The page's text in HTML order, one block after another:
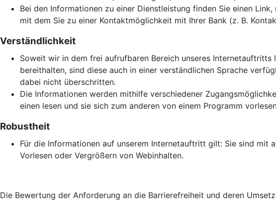
Bei den Informationen zu einer Dienstleistung finden Sie einen
mit dem Sie zu einer Kontaktmöglichkeit mit Ihrer Bank (z. B.
Verständlichkeit
Soweit wir in dem frei aufrufbaren Bereich unseres
bereithalten, sind diese auch in einer verständlichen Sprache
dabei nicht überschritten.
Die Informationen werden mithilfe verschiedener
einen lesen und sie sich zum anderen von einem Programm
Robustheit
Für die Informationen auf unserem Internetauftritt gilt: Sie sind mit
Vorlesen oder Vergrößern von Webinhalten.
Die Bewertung der Anforderung an die Barrierefreiheit und deren